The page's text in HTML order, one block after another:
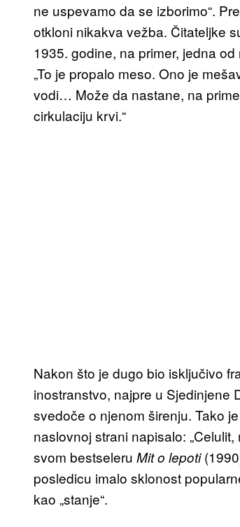
ne uspevamo da se izborimo“.
otkloni nikakva vežba. Čitateljke
1935. godine, na primer, jedna
„To je propalo meso. Ono je
vodi… Može da nastane, na
cirkulaciju krvi.“
Nakon što je dugo bio isključivo
inostranstvo, najpre u Sjedinjene
svedoče o njenom širenju. Tako
naslovnoj strani napisalo:
svom bestseleru Mit o lepoti
posledicu imalo sklonost
kao „stanje“.